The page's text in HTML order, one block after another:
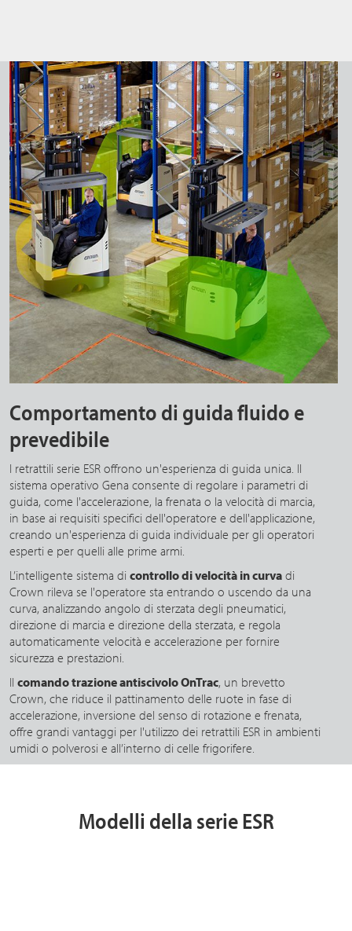
Comportamento di guida fluido e
prevedibile
I retrattili serie ESR offrono un'esperienza di guida unica. Il
sistema operativo Gena consente di regolare i parametri di
guida, come l'accelerazione, la frenata o la velocità di marcia,
in base ai requisiti specifici dell'operatore e dell'applicazione,
creando un'esperienza di guida individuale per gli operatori
esperti e per quelli alle prime armi.
L’intelligente sistema di controllo di velocità in curva di
Crown rileva se l'operatore sta entrando o uscendo da una
curva, analizzando angolo di sterzata degli pneumatici,
direzione di marcia e direzione della sterzata, e regola
automaticamente velocità e accelerazione per fornire
sicurezza e prestazioni.
Il comando trazione antiscivolo OnTrac, un brevetto
Crown, che riduce il pattinamento delle ruote in fase di
accelerazione, inversione del senso di rotazione e frenata,
offre grandi vantaggi per l'utilizzo dei retrattili ESR in ambienti
umidi o polverosi e all’interno di celle frigorifere.
Modelli della serie ESR